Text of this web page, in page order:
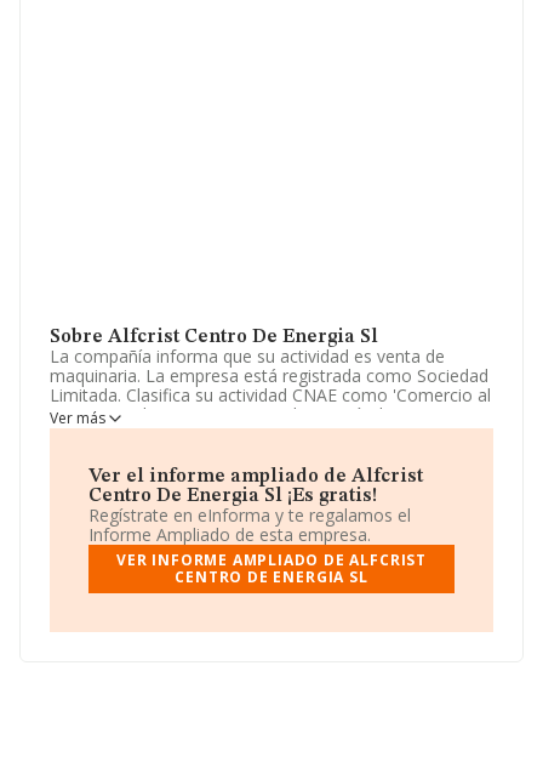
Sobre Alfcrist Centro De Energia Sl
La compañía informa que su actividad es venta de
maquinaria. La empresa está registrada como Sociedad
Limitada. Clasifica su actividad CNAE como 'Comercio al
por mayor de maquinaria para la minería, la
construcción y la ingeniería civil', código 4663. La
El número de empleados ha crecido y atendiendo a los
datos disponibles en INFORMA, ese número ha estado
por encima de la media de sector.
Para más información es posible contactar a través del
teléfono 966703097.
La empresaAlfcrist Centro de Energia S.L, con
Ver más
Ver el informe ampliado de Alfcrist
Centro De Energia Sl ¡Es gratis!
Regístrate en eInforma y te regalamos el
Informe Ampliado de esta empresa.
VER INFORME AMPLIADO DE ALFCRIST
CENTRO DE ENERGIA SL